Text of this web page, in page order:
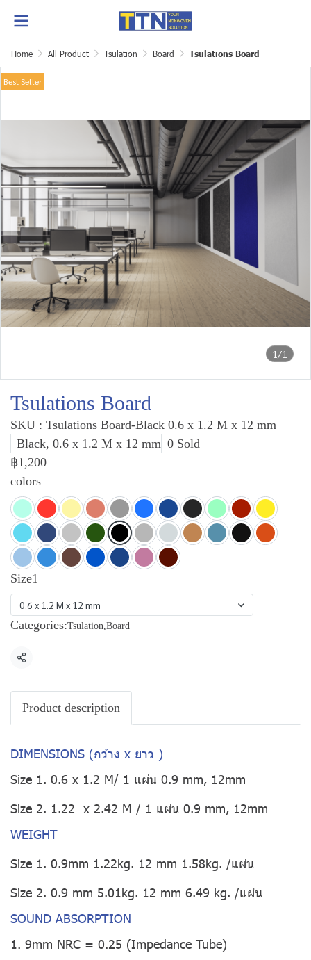
Home All Product Tsulation Board Tsulations Board
1/1
Best Seller
Tsulations Board
SKU : Tsulations Board-Black 0.6 x 1.2 M x 12 mm
Black, 0.6 x 1.2 M x 12 mm 0 Sold
฿1,200
colors
Size1
0.6 x 1.2 M x 12 mm
Categories:Tsulation,Board
Share
Product description
DIMENSIONS (กว้าง x ยาว )
Size 1. 0.6 x 1.2 M/ 1 แผ่น 0.9 mm, 12mm
Size 2. 1.22 x 2.42 M / 1 แผ่น 0.9 mm, 12mm
WEIGHT
Size 1. 0.9mm 1.22kg. 12 mm 1.58kg. /แผ่น
Size 2. 0.9 mm 5.01kg. 12 mm 6.49 kg. /แผ่น
SOUND ABSORPTION
1. 9mm NRC = 0.25 (Impedance Tube)